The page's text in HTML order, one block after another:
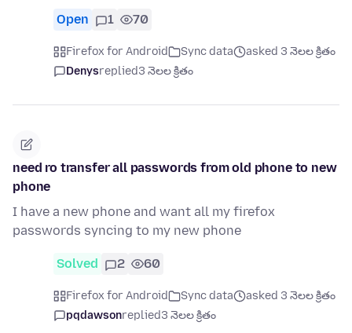
Open 1 70
Firefox for Android Sync data
asked 3 నెలల క్రితం
Denysreplied3 నెలల క్రితం
need ro transfer all passwords from old phone to new
phone
I have a new phone and want all my firefox
passwords syncing to my new phone
Solved 2 60
Firefox for Android Sync data
asked 3 నెలల క్రితం
pqdawsonreplied3 నెలల క్రితం